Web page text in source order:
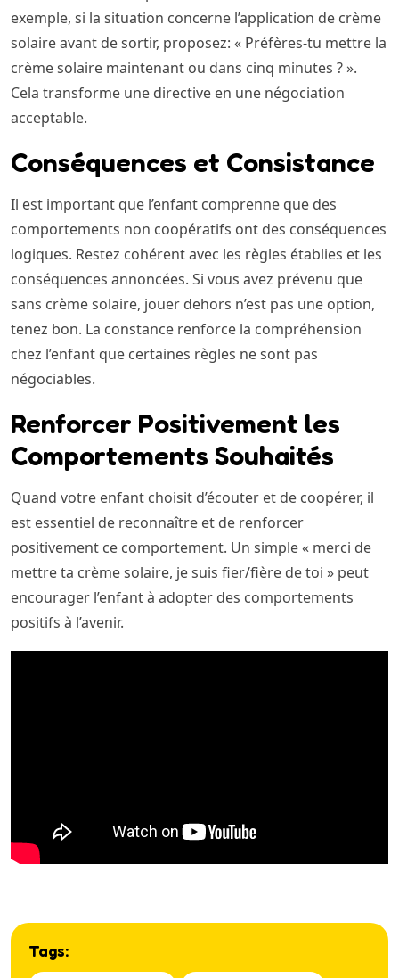
exemple, si la situation concerne l’application de crème
solaire avant de sortir, proposez: « Préfères-tu mettre la
crème solaire maintenant ou dans cinq minutes ? ».
Cela transforme une directive en une négociation
acceptable.
Conséquences et Consistance
Il est important que l’enfant comprenne que des
comportements non coopératifs ont des conséquences
logiques. Restez cohérent avec les règles établies et les
conséquences annoncées. Si vous avez prévenu que
sans crème solaire, jouer dehors n’est pas une option,
tenez bon. La constance renforce la compréhension
chez l’enfant que certaines règles ne sont pas
négociables.
Renforcer Positivement les
Comportements Souhaités
Quand votre enfant choisit d’écouter et de coopérer, il
est essentiel de reconnaître et de renforcer
positivement ce comportement. Un simple « merci de
mettre ta crème solaire, je suis fier/fière de toi » peut
encourager l’enfant à adopter des comportements
positifs à l’avenir.
Tags: